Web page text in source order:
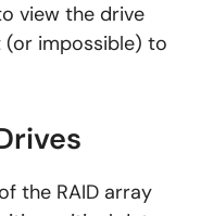
view the drive
(or impossible) to
the RAID array